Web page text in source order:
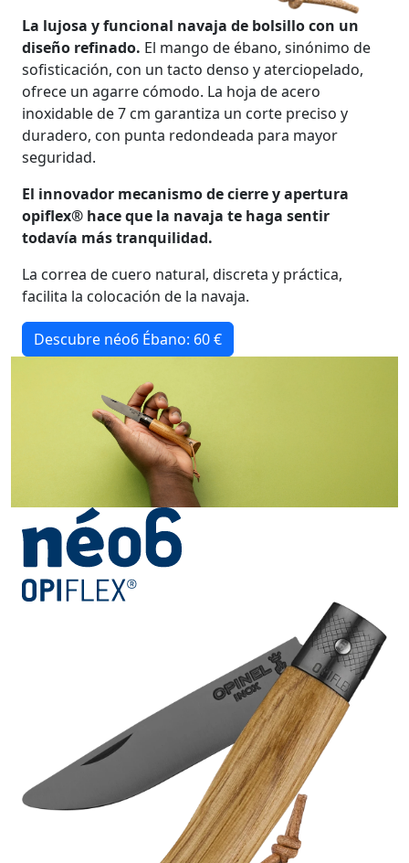
La lujosa y funcional navaja de bolsillo con un
diseño refinado. El mango de ébano, sinónimo de
sofisticación, con un tacto denso y aterciopelado,
ofrece un agarre cómodo. La hoja de acero
inoxidable de 7 cm garantiza un corte preciso y
duradero, con punta redondeada para mayor
seguridad.
El innovador mecanismo de cierre y apertura
opiflex® hace que la navaja te haga sentir
todavía más tranquilidad.
La correa de cuero natural, discreta y práctica,
facilita la colocación de la navaja.
Descubre néo6 Ébano: 60 €